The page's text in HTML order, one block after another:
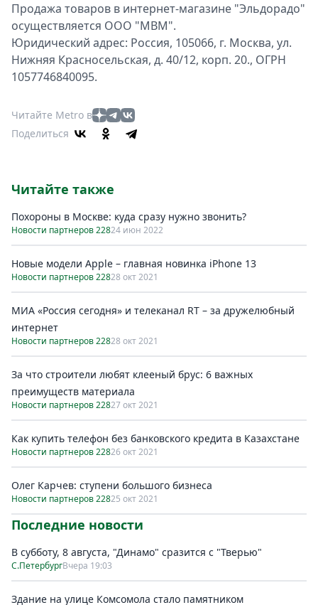
Продажа товаров в интернет-магазине "Эльдорадо"
осуществляется ООО "МВМ".
Юридический адрес: Россия, 105066, г. Москва, ул.
Нижняя Красносельская, д. 40/12, корп. 20., ОГРН
1057746840095.
Читайте Metro в
Поделиться
Читайте также
Похороны в Москве: куда сразу нужно звонить?
Новости партнеров 22824 июн 2022
Новые модели Apple – главная новинка iPhone 13
Новости партнеров 22828 окт 2021
МИА «Россия сегодня» и телеканал RT – за дружелюбный
интернет
Новости партнеров 22828 окт 2021
За что строители любят клееный брус: 6 важных
преимуществ материала
Новости партнеров 22827 окт 2021
Как купить телефон без банковского кредита в Казахстане
Новости партнеров 22826 окт 2021
Олег Карчев: ступени большого бизнеса
Новости партнеров 22825 окт 2021
Последние новости
В субботу, 8 августа, "Динамо" сразится с "Тверью"
С.ПетербургВчера 19:03
Здание на улице Комсомола стало памятником